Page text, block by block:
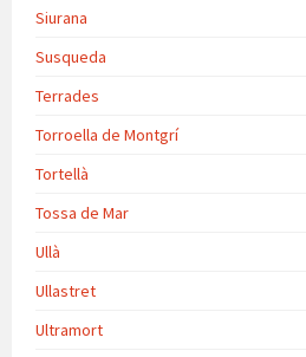
Siurana
Susqueda
Terrades
Torroella de Montgrí
Tortellà
Tossa de Mar
Ullà
Ullastret
Ultramort